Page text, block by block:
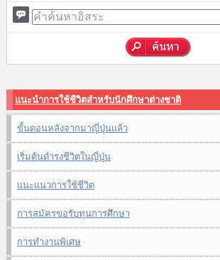
แนะนำการใช้ชีวิตสำหรับนักศึกษาต่างชาติ
ขั้นตอนหลังจากมาญี่ปุ่นแล้ว
เริ่มต้นดำรงชีวิตในญี่ปุ่น
แนะแนวการใช้ชีวิต
การสมัครขอรับทุนการศึกษา
การทำงานพิเศษ